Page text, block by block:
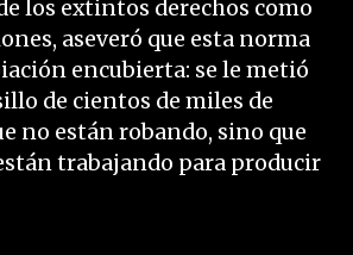
los extintos derechos como
aseveró que esta norma
encubierta: se le metió
de cientos de miles de
no están robando, sino que
trabajando para producir